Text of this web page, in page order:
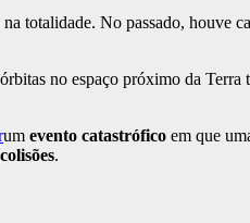
totalidade. No passado, houve
no espaço próximo da Terra
um evento catastrófico em que
.